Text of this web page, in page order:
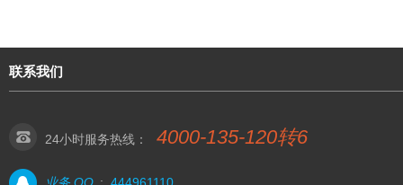
联系我们
24小时服务热线： 4000-135-120转6